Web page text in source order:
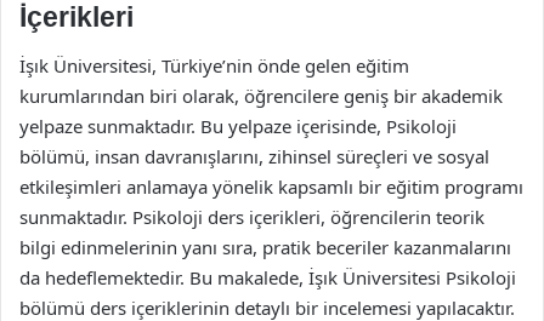
İçerikleri
İşık Üniversitesi, Türkiye’nin önde gelen eğitim
kurumlarından biri olarak, öğrencilere geniş bir akademik
yelpaze sunmaktadır. Bu yelpaze içerisinde, Psikoloji
bölümü, insan davranışlarını, zihinsel süreçleri ve sosyal
etkileşimleri anlamaya yönelik kapsamlı bir eğitim programı
sunmaktadır. Psikoloji ders içerikleri, öğrencilerin teorik
bilgi edinmelerinin yanı sıra, pratik beceriler kazanmalarını
da hedeflemektedir. Bu makalede, İşık Üniversitesi Psikoloji
bölümü ders içeriklerinin detaylı bir incelemesi yapılacaktır.